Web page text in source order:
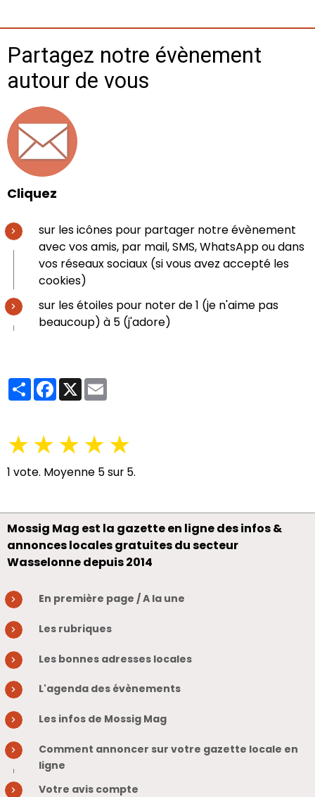
Partagez notre évènement
autour de vous
Cliquez
sur les icônes pour partager notre évènement
avec vos amis, par mail, SMS, WhatsApp ou dans
vos réseaux sociaux (si vous avez accepté les
cookies)
sur les étoiles pour noter de 1 (je n'aime pas
beaucoup) à 5 (j'adore)
PartagerFacebook
X
★★★★★
1 vote. Moyenne 5sur 5.
Mossig Mag est la gazette en ligne des infos &
annonces locales gratuites du secteur
Wasselonne depuis 2014
En première page / A la une
Les rubriques
Les bonnes adresses locales
L'agenda des évènements
Les infos de Mossig Mag
Comment annoncer sur votre gazette locale en
ligne
Votre avis compte